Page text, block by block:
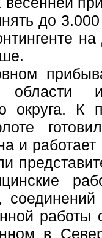
до
области
округа. К
и работает
в